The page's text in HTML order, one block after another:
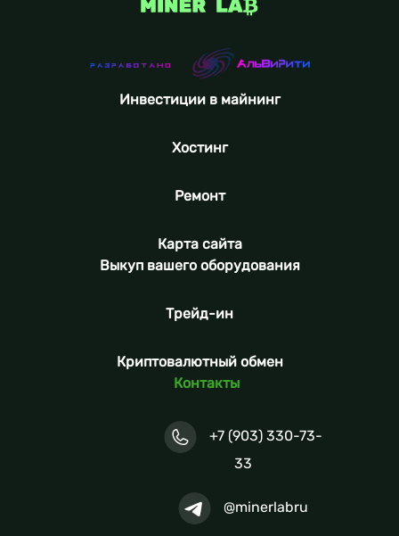
Инвестиции в майнинг
Хостинг
Ремонт
Карта сайта
Выкуп вашего оборудования
Трейд-ин
Криптовалютный обмен
Контакты
+7 (903) 330-73-
33
@minerlabru